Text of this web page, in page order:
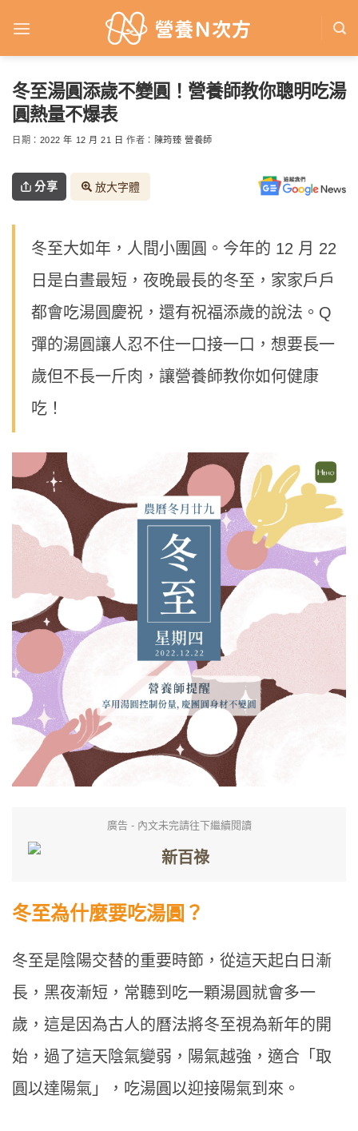
冬至湯圓添歲不變圓！營養師教你聰明吃湯
圓熱量不爆表
日期： 2022 年 12 月 21 日 作者： 陳筠臻 營養師
分享 放大字體
冬至大如年，人間小團圓。今年的 12 月 22
日是白晝最短，夜晚最長的冬至，家家戶戶
都會吃湯圓慶祝，還有祝福添歲的說法。Q
彈的湯圓讓人忍不住一口接一口，想要長一
歲但不長一斤肉，讓營養師教你如何健康
吃！
廣告 - 內文未完請往下繼續閱讀
冬至為什麼要吃湯圓？
冬至是陰陽交替的重要時節，從這天起白日漸
長，黑夜漸短，常聽到吃一顆湯圓就會多一
歲，這是因為古人的曆法將冬至視為新年的開
始，過了這天陰氣變弱，陽氣越強，適合「取
圓以達陽氣」，吃湯圓以迎接陽氣到來。